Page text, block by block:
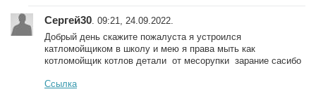
Сергей30 . 09:21, 24.09.2022.
Добрый день скажите пожалуста я устроился
катломойщиком в школу и мею я права мыть как
котломойщик котлов детали от месорупки зарание сасибо
Ссылка